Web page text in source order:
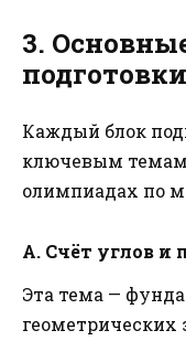
3.
подготовки
Каждый блок
ключевым
олимпиадах по
А. Счёт углов и
Эта тема —
геометрических